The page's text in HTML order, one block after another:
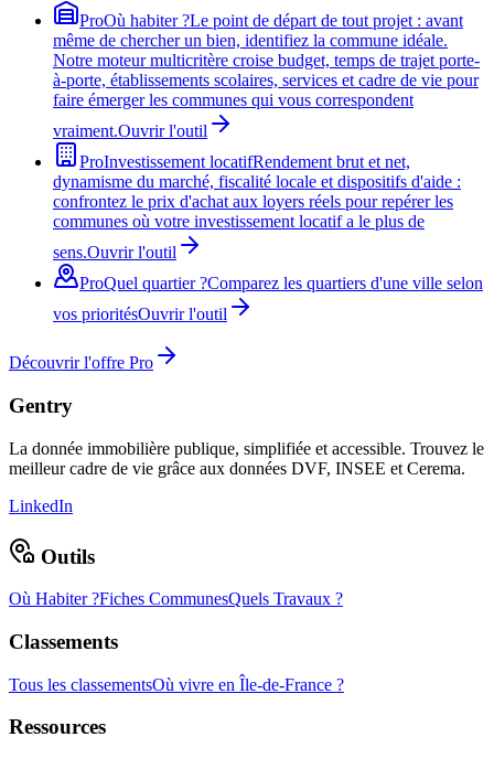
ProOù habiter ?Le point de départ de tout projet : avant
même de chercher un bien, identifiez la commune idéale.
Notre moteur multicritère croise budget, temps de trajet porte-
à-porte, établissements scolaires, services et cadre de vie pour
faire émerger les communes qui vous correspondent
vraiment.Ouvrir l'outil
ProInvestissement locatifRendement brut et net,
dynamisme du marché, fiscalité locale et dispositifs d'aide :
confrontez le prix d'achat aux loyers réels pour repérer les
communes où votre investissement locatif a le plus de
sens.Ouvrir l'outil
ProQuel quartier ?Comparez les quartiers d'une ville selon
vos prioritésOuvrir l'outil
Découvrir l'offre Pro
Gentry
La donnée immobilière publique, simplifiée et accessible. Trouvez le
meilleur cadre de vie grâce aux données DVF, INSEE et Cerema.
LinkedIn
Outils
Où Habiter ?Fiches CommunesQuels Travaux ?
Classements
Tous les classementsOù vivre en Île-de-France ?
Ressources